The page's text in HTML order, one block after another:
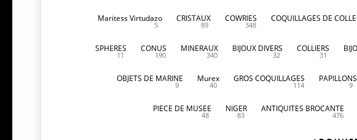
Maritess Virtudazo
5
CRISTAUX
89
COWRIES
348
COQUILLAGES DE
SPHERES
11
CONUS
190
MINERAUX
340
BIJOUX DIVERS
32
COLLIERS
31
OBJETS DE MARINE
9
Murex
40
GROS COQUILLAGES
114
PAPILLONS
9
PIECE DE MUSEE
48
NIGER
83
ANTIQUITES BROCANTE
476